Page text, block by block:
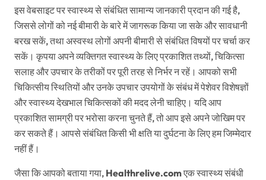
इस वेबसाइट पर स्वास्थ्य से संबंधित सामान्य जानकारी प्रदान की गई है,
जिससे लोगों को नई बीमारी के बारे में जागरूक किया जा सके और सावधानी
बरख सकें, तथा अस्वस्थ लोगों अपनी बीमारी से संबंधित विषयों पर चर्चा कर
सकें। कृपया अपने व्यक्तिगत स्वास्थ्य के लिए प्रकाशित तथ्यों, चिकित्सा
सलाह और उपचार के तरीकों पर पूरी तरह से निर्भर न रहें। आपको सभी
चिकित्सीय स्थितियों और उनके उपचार उपयोगों के संबंध में पेशेवर विशेषज्ञों
और स्वास्थ्य देखभाल चिकित्सकों की मदद लेनी चाहिए। यदि आप
प्रकाशित सामग्री पर भरोसा करना चुनते हैं, तो आप इसे अपने जोखिम पर
कर सकते हैं। आपसे संबंधित किसी भी क्षति या दुर्घटना के लिए हम जिम्मेदार
नहीं हैं।
जैसा कि आपको बताया गया, Healthrelive.comएक स्वास्थ्य संबंधी